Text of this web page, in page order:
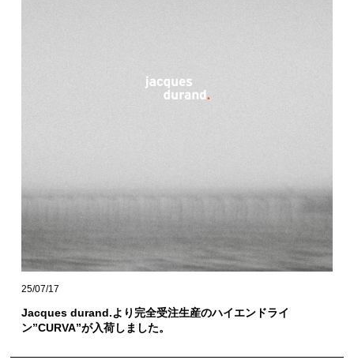
25/07/17
Jacques durand.より完全受注生産のハイエンドライ
ン”CURVA”が入荷しました。